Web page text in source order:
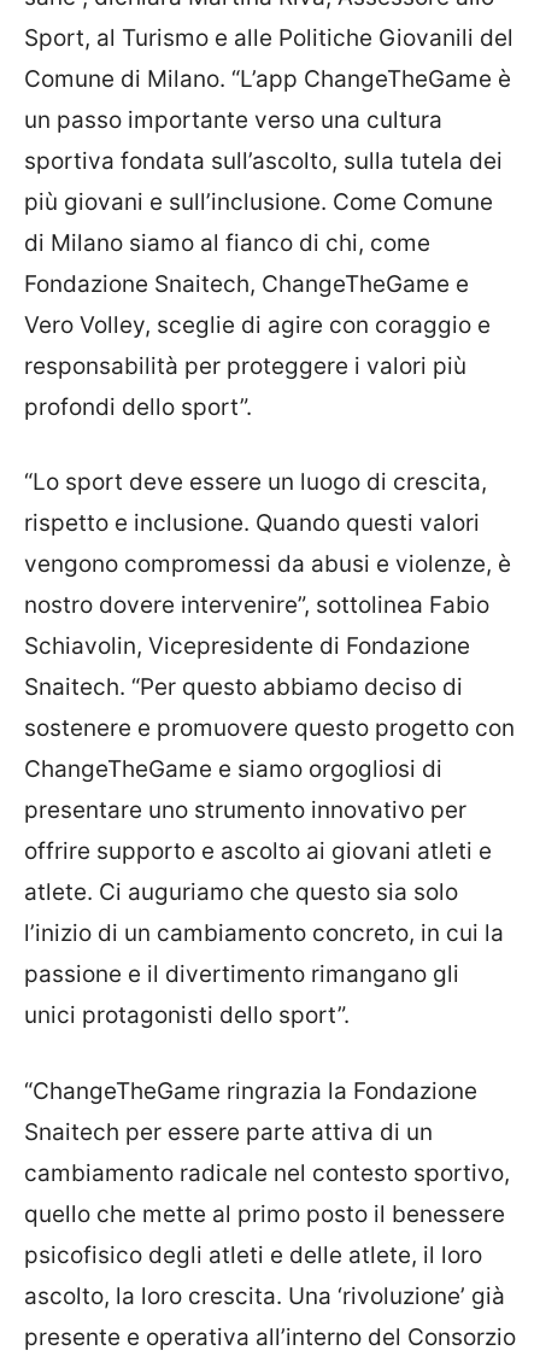
Sport, al Turismo e alle Politiche Giovanili del
Comune di Milano. “L’app ChangeTheGame è
un passo importante verso una cultura
sportiva fondata sull’ascolto, sulla tutela dei
più giovani e sull’inclusione. Come Comune
di Milano siamo al fianco di chi, come
Fondazione Snaitech, ChangeTheGame e
Vero Volley, sceglie di agire con coraggio e
responsabilità per proteggere i valori più
profondi dello sport”.
“Lo sport deve essere un luogo di crescita,
rispetto e inclusione. Quando questi valori
vengono compromessi da abusi e violenze, è
nostro dovere intervenire”, sottolinea Fabio
Schiavolin, Vicepresidente di Fondazione
Snaitech. “Per questo abbiamo deciso di
sostenere e promuovere questo progetto con
ChangeTheGame e siamo orgogliosi di
presentare uno strumento innovativo per
offrire supporto e ascolto ai giovani atleti e
atlete. Ci auguriamo che questo sia solo
l’inizio di un cambiamento concreto, in cui la
passione e il divertimento rimangano gli
unici protagonisti dello sport”.
“ChangeTheGame ringrazia la Fondazione
Snaitech per essere parte attiva di un
cambiamento radicale nel contesto sportivo,
quello che mette al primo posto il benessere
psicofisico degli atleti e delle atlete, il loro
ascolto, la loro crescita. Una ‘rivoluzione’ già
presente e operativa all’interno del Consorzio